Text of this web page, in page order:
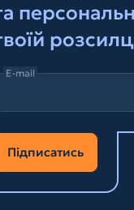
E-mail
Підписатись